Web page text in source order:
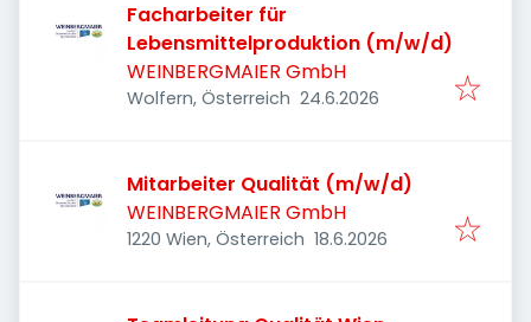
Facharbeiter für
Lebensmittelproduktion (m/w/d)
WEINBERGMAIER GmbH
Wolfern, Österreich Veröffentlicht
24.6.2026
Mitarbeiter Qualität (m/w/d)
WEINBERGMAIER GmbH
1220 Wien, Österreich Veröffentlicht
18.6.2026